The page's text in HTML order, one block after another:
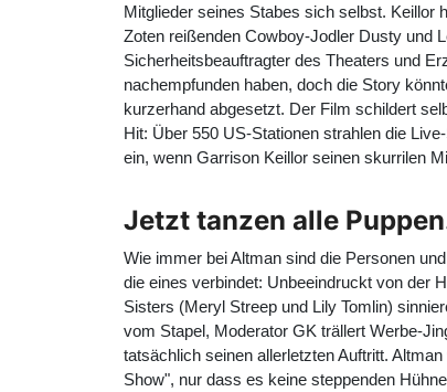
Mitglieder seines Stabes sich selbst. Keillor
Zoten reißenden Cowboy-Jodler Dusty und
Sicherheitsbeauftragter des Theaters und
nachempfunden haben, doch die Story
kurzerhand abgesetzt. Der Film schildert
Hit: Über 550 US-Stationen strahlen die
ein, wenn Garrison Keillor seinen skurrilen
Jetzt tanzen alle
Wie immer bei Altman sind die Personen
die eines verbindet: Unbeeindruckt von der
Sisters (Meryl Streep und Lily Tomlin)
vom Stapel, Moderator GK trällert Werbe-
tatsächlich seinen allerletzten Auftritt.
Show", nur dass es keine steppenden